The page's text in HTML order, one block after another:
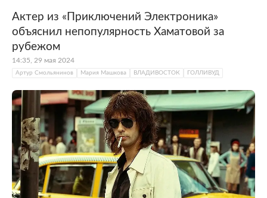
Актер из «Приключений Электроника»
объяснил непопулярность Хаматовой за
рубежом
14:35, 29 мая 2024
Артур Смольянинов Мария Машкова ВЛАДИВОСТОК ГОЛЛИВУД